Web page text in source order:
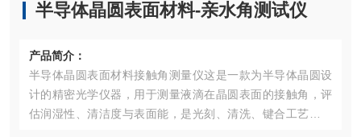
半导体晶圆表面材料-亲水角测试仪
产品简介：
半导体晶圆表面材料接触角测量仪这是一款为半导体晶圆设
计的精密光学仪器，用于测量液滴在晶圆表面的接触角，评
估润湿性、清洁度与表面能，是光刻、清洗、键合工艺的质